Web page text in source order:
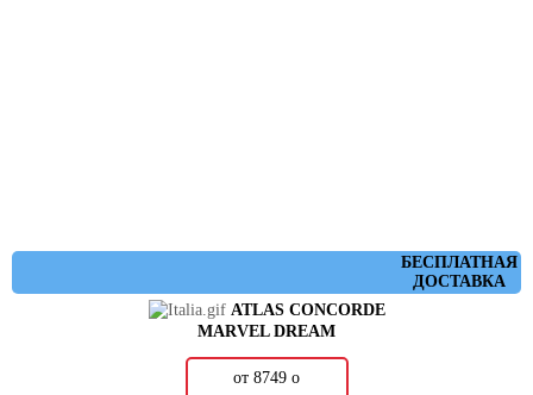
БЕСПЛАТНАЯ
ДОСТАВКА
ATLAS CONCORDE
MARVEL DREAM
от 8749 о